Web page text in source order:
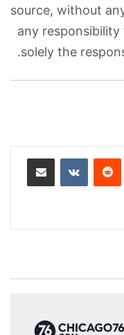
source, without
any
solely the
مشاركة عبر البريد